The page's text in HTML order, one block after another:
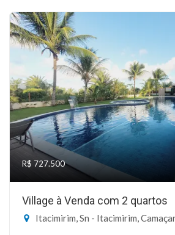
R$ 727.500
Village à Venda com 2 quartos
Itacimirim, Sn - Itacimirim,